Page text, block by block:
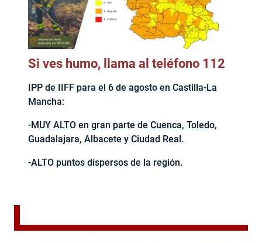
Si ves humo, llama al teléfono 112
IPP de IIFF para el 6 de agosto en Castilla-La
Mancha:
-MUY ALTO en gran parte de Cuenca, Toledo,
Guadalajara, Albacete y Ciudad Real.
-ALTO puntos dispersos de la región.